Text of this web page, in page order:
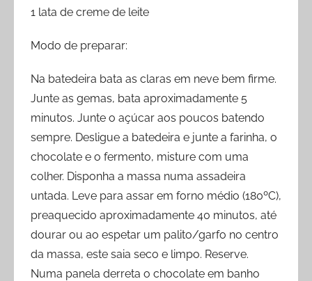
1 lata de creme de leite
Modo de preparar:
Na batedeira bata as claras em neve bem firme.
Junte as gemas, bata aproximadamente 5
minutos. Junte o açúcar aos poucos batendo
sempre. Desligue a batedeira e junte a farinha, o
chocolate e o fermento, misture com uma
colher. Disponha a massa numa assadeira
untada. Leve para assar em forno médio (180ºC),
preaquecido aproximadamente 40 minutos, até
dourar ou ao espetar um palito/garfo no centro
da massa, este saia seco e limpo. Reserve.
Numa panela derreta o chocolate em banho